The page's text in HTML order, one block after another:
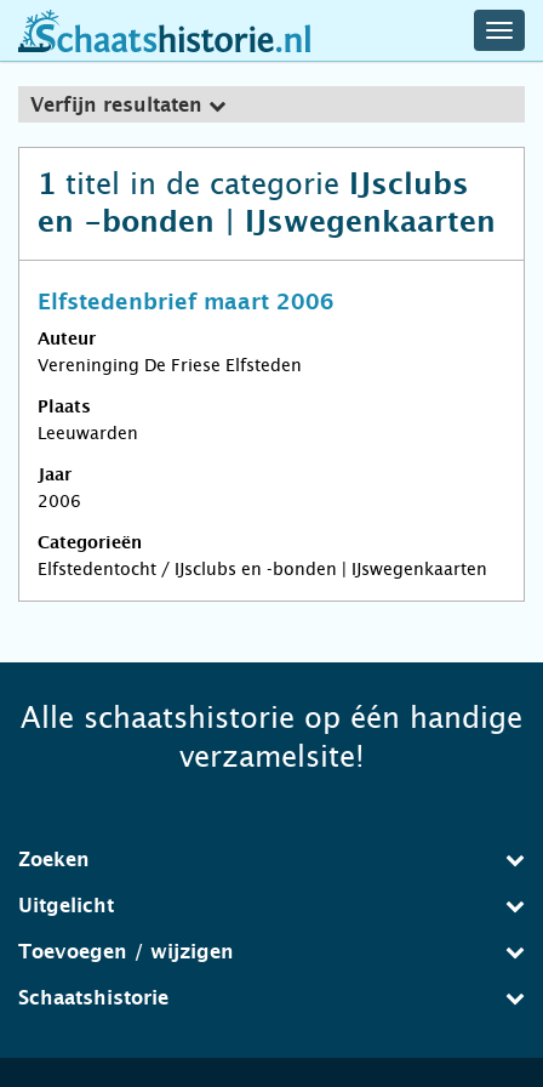
schaatshistorie.nl
Verfijn resultaten
1 titel in de categorie
IJsclubs
en -bonden | IJswegenkaarten
Elfstedenbrief maart 2006
Auteur
Vereninging De Friese Elfsteden
Plaats
Leeuwarden
Jaar
2006
Categorieën
Elfstedentocht / IJsclubs en -bonden | IJswegenkaarten
Alle schaatshistorie op één handige
verzamelsite!
Zoeken
Uitgelicht
Toevoegen / wijzigen
Schaatshistorie